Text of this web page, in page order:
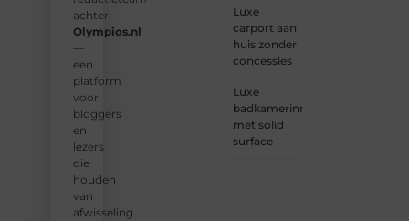
achter
Olympios.nl
—
een
platform
voor
bloggers
en
lezers
die
houden
van
afwisseling
Luxe
carport aan
huis zonder
concessies
Luxe
badkamerinrichting
met solid
surface